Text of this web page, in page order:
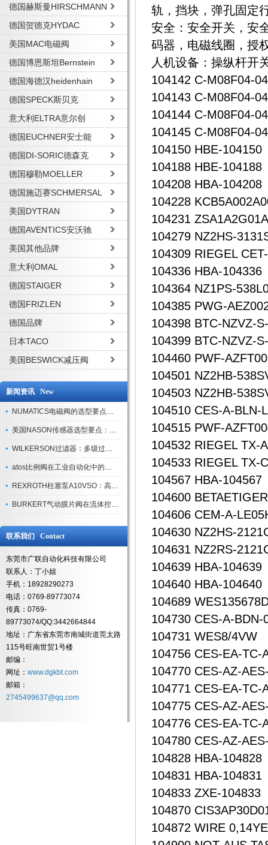
德国赫斯曼HIRSCHMANN
德国贺德克HYDAC
美国MAC电磁阀
德国博恩斯坦Bernstein
德国海德汉heidenhain
德国SPECK斯贝克
意大利ELTRA意尔创
德国EUCHNER安士能
德国DI-SORIC德森克
德国穆勒MOELLER
德国施迈赛SCHMERSAL
美国DYTRAN
德国AVENTICS安沃驰
美国其他品牌
意大利OMAL
德国STAIGER
德国FRIZLEN
德国品牌
日本TACO
美国BESWICK减压阀
新闻资讯 New
NUMATICS电磁阀的选型要点与使用注意事项
美国NASON传感器选型要点：精度、量程与接口适配指南
WILKERSON过滤器：多级过滤技术，适配多行业净化需求
atos比例阀在工业自动化中的关键应用
REXROTH柱塞泵A10VSO：高效液压系统的核心组件
BURKERT气动膜片阀在流体控制中的应用
联系我们 Contact
东莞市广联自动化科技有限公司
联系人：丁小姐
手机：18928290273
电话：0769-89773074
传真：0769-
89773074/QQ:3442664844
地址：广东省东莞市南城街道莞太路
115号旺南世贸1号楼
邮编：
网址： www.dgkbt.com
邮箱：
2745499637@qq.com
轨，挡块，弹孔固定
安全：安全开关，安
码器，电磁线圈，授
人机设备：操纵杆开
104142 C-M08F04-
104143 C-M08F04-
104144 C-M08F04-
104145 C-M08F04-
104150 HBE-104150
104188 HBE-104188
104208 HBA-104208
104228
104231
104279 NZ2HS-
104309 RIEGEL
104336 HBA-104336
104364 NZ1PS-
104385 PWG-
104398 BTC-NZVZ-
104399 BTC-NZVZ-
104460 PWF-
104501 NZ2HB-
104503 NZ2HB-
104510 CES-A-BLN-
104515 PWF-
104532 RIEGEL TX-
104533 RIEGEL TX-
104567 HBA-104567
104600
104606 CEM-A-
104630 NZ2HS-
104631 NZ2RS-
104639 HBA-104639
104640 HBA-104640
104689
104730 CES-A-BDN-
104731 WES8/4VW
104756 CES-EA-TC-
104770 CES-AZ-
104771 CES-EA-TC-
104775 CES-AZ-
104776 CES-EA-TC-
104780 CES-AZ-
104828 HBA-104828
104831 HBA-104831
104833 ZXE-104833
104870
104872 WIRE